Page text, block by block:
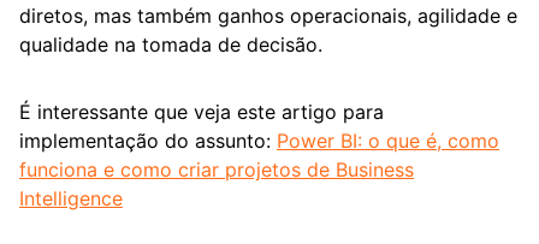
diretos, mas também ganhos operacionais, agilidade e
qualidade na tomada de decisão.
É interessante que veja este artigo para
implementação do assunto: Power BI: o que é, como
funciona e como criar projetos de Business
Intelligence